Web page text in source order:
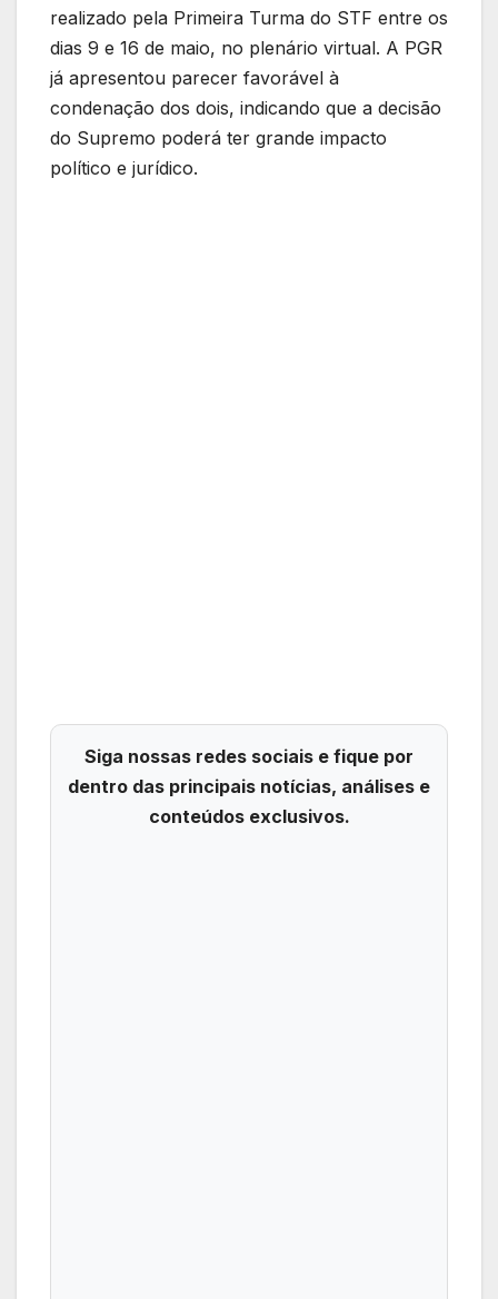
realizado pela Primeira Turma do STF entre os
dias 9 e 16 de maio, no plenário virtual. A PGR
já apresentou parecer favorável à
condenação dos dois, indicando que a decisão
do Supremo poderá ter grande impacto
político e jurídico.
Siga nossas redes sociais e fique por
dentro das principais notícias, análises e
conteúdos exclusivos.